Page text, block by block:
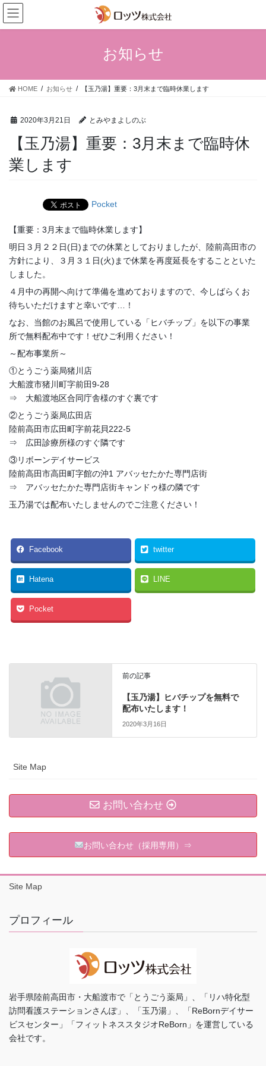
コ
ン
テ
ス
ナ
ビ
ゲ
ン
お知らせ
HOME お知らせ 【玉乃湯】重要：3月末まで臨時休業します
2020年3月21日 とみやまよしのぶ
【玉乃湯】重要：3月末まで臨時休
業します
Pocket
【重要：3月末まで臨時休業します】
明日３月２２日(日)までの休業としておりましたが、陸前高田市の
方針により、３月３１日(火)まで休業を再度延長をすることといた
しました。
４月中の再開へ向けて準備を進めておりますので、今しばらくお
待ちいただけますと幸いです…！
なお、当館のお風呂で使用している「ヒバチップ」を以下の事業
所で無料配布中です！ぜひご利用ください！
～配布事業所～
①とうごう薬局猪川店
大船渡市猪川町字前田9-28
⇒ 大船渡地区合同庁舎様のすぐ裏です
②とうごう薬局広田店
陸前高田市広田町字前花貝222-5
⇒ 広田診療所様のすぐ隣です
③リボーンデイサービス
陸前高田市高田町字館の沖1 アバッセたかた専門店街
⇒ アバッセたかた専門店街キャンドゥ様の隣です
玉乃湯では配布いたしませんのでご注意ください！
Facebook twitter
Hatena LINE
Pocket
前の記事
【玉乃湯】ヒバチップを無料で
配布いたします！
2020年3月16日
Site Map
お問い合わせ
お問い合わせ（採用専用）⇒
Site Map
プロフィール
岩手県陸前高田市・大船渡市で「とうごう薬局」、「リハ特化型
訪問看護ステーションさんぽ」、「玉乃湯」、「ReBornデイサー
ビスセンター」「フィットネススタジオReBorn」を運営している
会社です。